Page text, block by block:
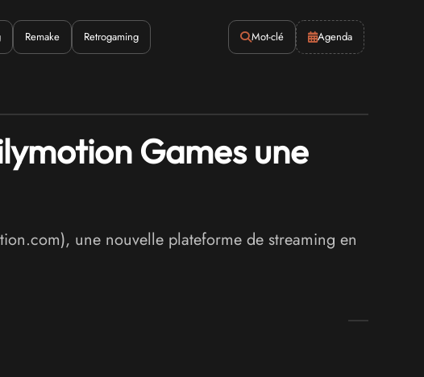
Remake Retrogaming Mot-clé Agenda
Games une
une nouvelle plateforme de streaming en